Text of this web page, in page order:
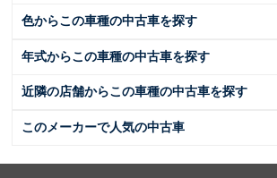
色からこの車種の中古車を探す
年式からこの車種の中古車を探す
近隣の店舗からこの車種の中古車を探す
このメーカーで人気の中古車